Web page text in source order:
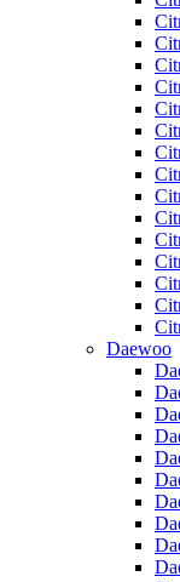
Daewoo